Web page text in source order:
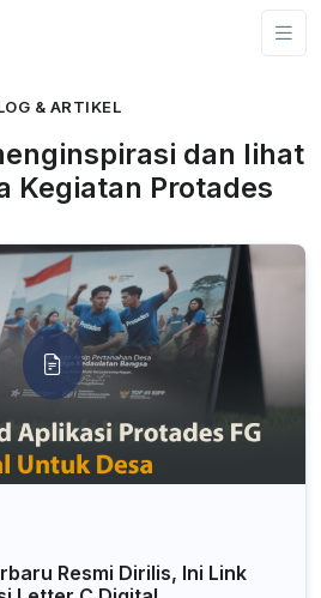
& ARTIKEL
dan lihat
Kegiatan Protades
Resmi Dirilis, Ini Link